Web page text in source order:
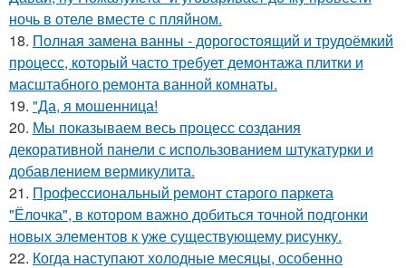
ночь в отеле вместе с пляйном.
18. Полная замена ванны - дорогостоящий и трудоёмкий
процесс, который часто требует демонтажа плитки и
масштабного ремонта ванной комнаты.
19. "Да, я мошенница!
20. Мы показываем весь процесс создания
декоративной панели с использованием штукатурки и
добавлением вермикулита.
21. Профессиональный ремонт старого паркета
"Ёлочка", в котором важно добиться точной подгонки
новых элементов к уже существующему рисунку.
22. Когда наступают холодные месяцы, особенно